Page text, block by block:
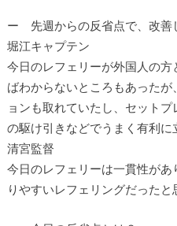
ー 先週からの反省点で、改善
堀江キャプテン
今日のレフェリーが外国人の
ばわからないところもあった
ョンも取れていたし、セット
の駆け引きなどでうまく有利に
清宮監督
今日のレフェリーは一貫性が
りやすいレフェリングだったと